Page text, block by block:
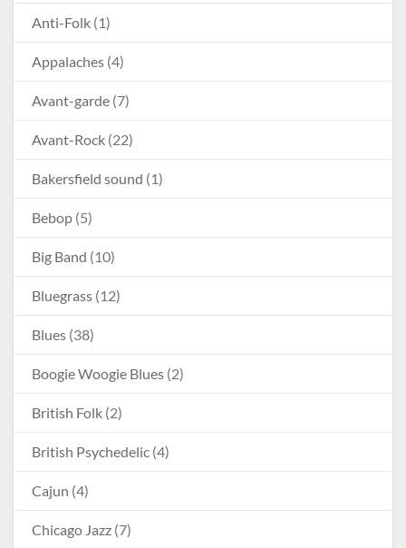
Anti-Folk (1)
Appalaches (4)
Avant-garde (7)
Avant-Rock (22)
Bakersfield sound (1)
Bebop (5)
Big Band (10)
Bluegrass (12)
Blues (38)
Boogie Woogie Blues (2)
British Folk (2)
British Psychedelic (4)
Cajun (4)
Chicago Jazz (7)